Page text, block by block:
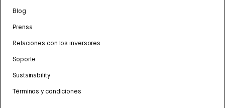
Blog
Prensa
Relaciones con los inversores
Soporte
Sustainability
Términos y condiciones